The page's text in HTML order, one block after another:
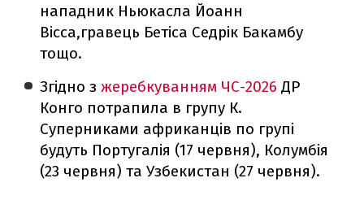
нападник Ньюкасла Йоанн
Вісса,гравець Бетіса Седрік Бакамбу
тощо.
Згідно з жеребкуванням ЧС-2026 ДР
Конго потрапила в групу К.
Суперниками африканців по групі
будуть Португалія (17 червня), Колумбія
(23 червня) та Узбекистан (27 червня).